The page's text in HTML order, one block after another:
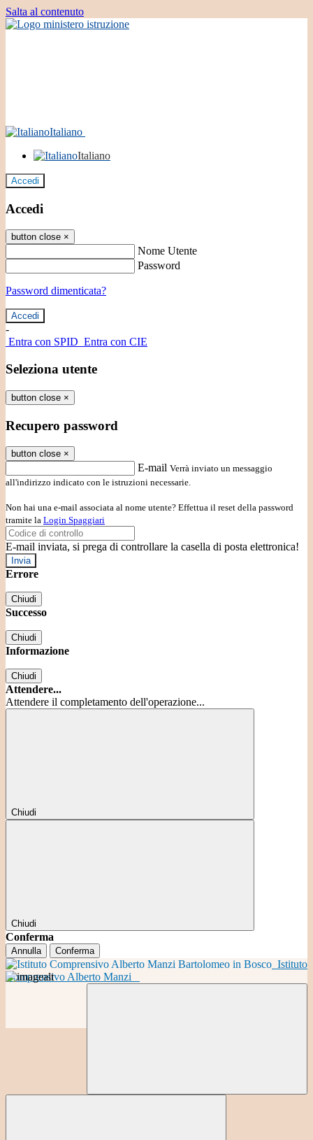
Salta al contenuto
Italiano
Italiano
Accedi
Accedi
button close ×
Nome Utente
Password
Password dimenticata?
-
Entra con SPID Entra con CIE
Seleziona utente
button close ×
Recupero password
button close ×
E-mail Verrà inviato un messaggio
all'indirizzo indicato con le istruzioni necessarie.
Non hai una e-mail associata al nome utente? Effettua il reset della password
tramite la Login Spaggiari
E-mail inviata, si prega di controllare la casella di posta elettronica!
Errore
Chiudi
Successo
Chiudi
Informazione
Chiudi
Attendere...
Attendere il completamento dell'operazione...
Chiudi
Chiudi
Conferma
Annulla Conferma
Istituto
Comprensivo Alberto Manzi